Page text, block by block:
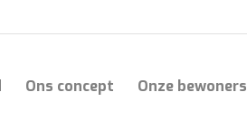
Ons concept Onze bewoners